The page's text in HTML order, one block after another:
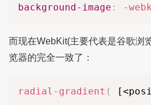
background-image : -
而现在WebKit(主要代表是谷歌浏
览器的完全一致了：
radial-gradient (